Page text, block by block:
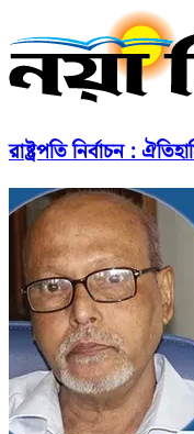
রাষ্ট্রপতি নির্বাচন :